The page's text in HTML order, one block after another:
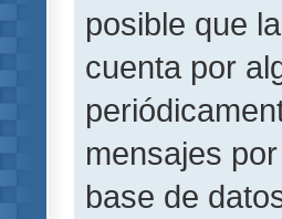
posible que
cuenta por
mensajes
base de